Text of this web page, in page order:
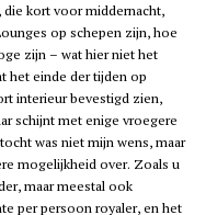
die kort voor middernacht,
op schepen zijn, hoe
zijn – wat hier niet het
het einde der tijden op
interieur bevestigd zien,
schijnt met enige vroegere
was niet mijn wens, maar
mogelijkheid over. Zoals u
maar meestal ook
per persoon royaler, en het